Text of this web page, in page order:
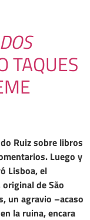
TAQUES
Ruiz sobre libros
Luego y
Lisboa, el
de São
un agravio –acaso
la ruina, encara